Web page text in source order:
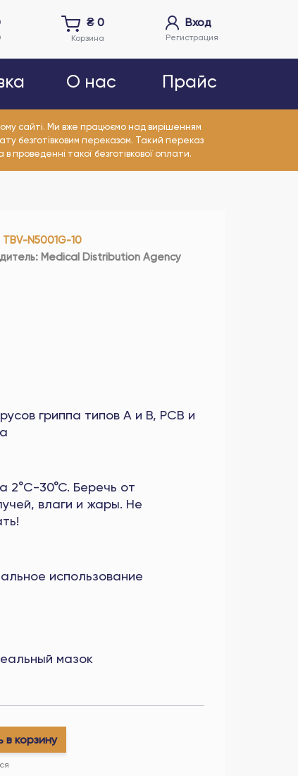
₴0
Корзина
Вход
Регистрация
О нас Прайс
сайті. Ми вже працюємо над вирішенням
безготівковим переказом. Такий переказ
проведенні такої безготівкової оплати.
TBV-N5001G-10
: Medical Distribution Agency
гриппа типов A и B, РСВ и
2°C-30°C. Беречь от
влаги и жары. Не
использование
мазок
в корзину